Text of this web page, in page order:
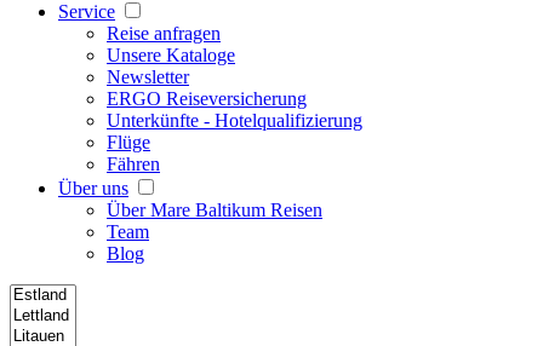
Service
Reise anfragen
Unsere Kataloge
Newsletter
ERGO Reiseversicherung
Unterkünfte - Hotelqualifizierung
Flüge
Fähren
Über uns
Über Mare Baltikum Reisen
Team
Blog